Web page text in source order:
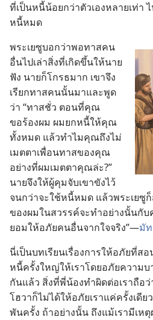
ที่​เป็น​หนี้​น้อย​กว่า​ตัว​เอง​หลาย​เท่า
หนี้​หมด
พระ​เยซู​บอก​ว่า​พอ​ทาส​คน​
อื่น​ไป​เล่า​สิ่ง​ที่​เกิด​ขึ้น​ให้​นาย​
ฟัง นาย​ก็​โกรธ​มาก เขา​จึง​
เรียก​ทาส​คน​นั้น​มา​และ​พูด​
ว่า “ทาส​ชั่ว ตอน​ที่​คุณ​
ขอร้อง​ผม ผม​ยก​หนี้​ให้​คุณ​
ทั้ง​หมด แล้ว​ทำไม​คุณ​ถึง​ไม่​
เมตตา​เพื่อน​ทาส​ของ​คุณ​
อย่าง​ที่​ผม​เมตตา​คุณ​ล่ะ?”
นาย​จึง​ให้​ผู้​คุม​จับ​เขา​ขัง​ไว้​
จน​กว่า​จะ​ใช้​หนี้​หมด แล้ว​พระ​เยซู​ก็​
ของ​ผม​ใน​สวรรค์​จะ​ทำ​อย่าง​นั้น​กั
ยอม​ให้​อภัย​คน​อื่น​จาก​ใจ​จริง”—มั
นี่​เป็น​บทเรียน​เรื่อง​การ​ให้​อภัย​ที่​สอ
หนี้​ครั้ง​ใหญ่​ให้​เรา​โดย​อภัย​ความ​บ
กัน​แล้ว สิ่ง​ที่​พี่​น้อง​ทำ​ผิด​ต่อ​เรา​ถือ​
โฮวา​ก็​ไม่​ได้​ให้​อภัย​เรา​แค่​ครั้ง​เดี
พัน​ครั้ง ถ้า​อย่าง​นั้น ถึง​แม้​เรา​มี​เห